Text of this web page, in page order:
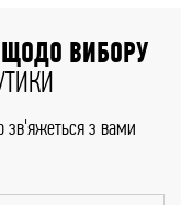
ВИБОРУ
зв'яжеться з вами